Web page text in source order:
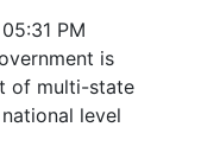
PM
is
of multi-state
level